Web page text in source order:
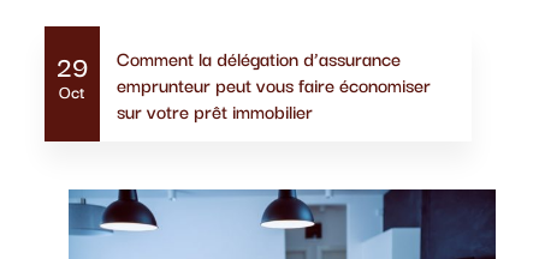
Actualités similaires
29
Oct
Comment la délégation d’assurance
emprunteur peut vous faire économiser
sur votre prêt immobilier